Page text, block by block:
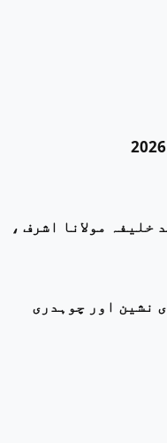
خلیفہ مولانا اشرف ،
نشین اور چوہدری